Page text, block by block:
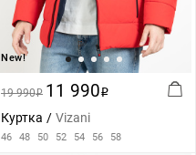
New!
19 990i 11 990i
Куртка Vizani
46 48 50 52 54 56 58